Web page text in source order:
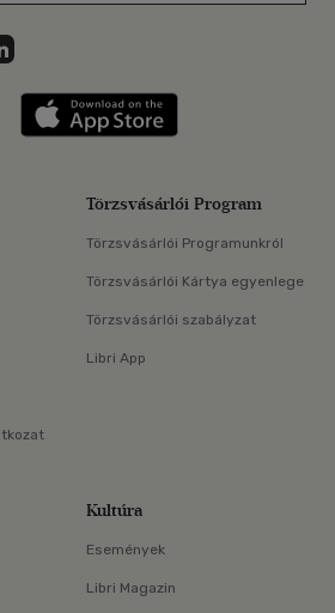
on
Instagramon
Libri a LinkedInen
applikáció Szerezd meg: Google
Törzsvásárlói Program
Törzsvásárlói Programunkról
Törzsvásárlói Kártya egyenlege
Törzsvásárlói szabályzat
Libri App
Kultúra
Események
Libri Magazin